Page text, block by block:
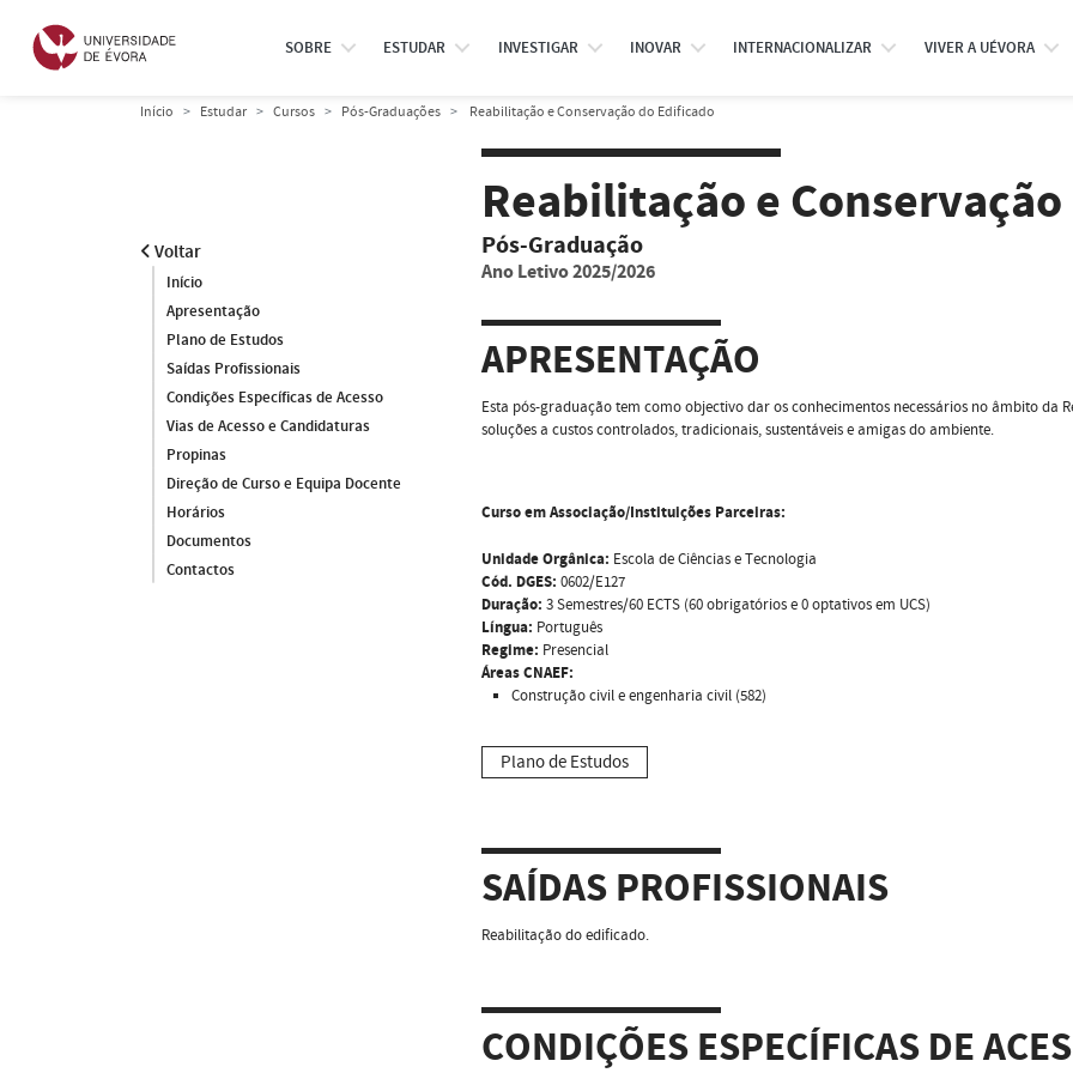
SOBRE ESTUDAR INVESTIGAR INOVAR INTERNACIONALIZAR VIVER A UÉVORA
Início Estudar Cursos Pós-Graduações Reabilitação e Conservação do Edificado
Voltar
Início
Apresentação
Plano de Estudos
Saídas Profissionais
Condições Específicas de Acesso
Vias de Acesso e Candidaturas
Propinas
Direção de Curso e Equipa Docente
Horários
Documentos
Contactos
Reabilitação e
Pós-Graduação
Ano Letivo 2025/2026
APRESENTAÇÃO
Esta pós-graduação tem como objectivo dar os conhecimentos necessários no âmbito da
soluções a custos controlados, tradicionais, sustentáveis e amigas do ambiente.
Curso em Associação/Instituições Parceiras:
Unidade Orgânica: Escola de Ciências e Tecnologia
Cód. DGES: 0602/E127
Duração: 3 Semestres/60 ECTS (60 obrigatórios e 0 optativos em UCS)
Língua: Português
Regime: Presencial
Áreas CNAEF:
Construção civil e engenharia civil (582)
Plano de Estudos
SAÍDAS PROFISSIONAIS
Reabilitação do edificado.
CONDIÇÕES ESPECÍFICAS DE